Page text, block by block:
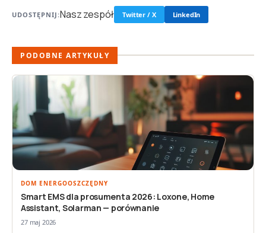
UDOSTĘPNIJ:Nasz zespół Twitter / X LinkedIn
PODOBNE ARTYKUŁY
DOM ENERGOOSZCZĘDNY
Smart EMS dla prosumenta 2026: Loxone, Home
Assistant, Solarman — porównanie
27 maj 2026